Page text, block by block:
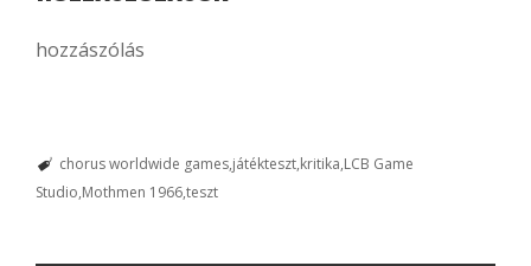
hozzászólás
chorus worldwide games játékteszt kritika LCB Game
Studio Mothmen 1966teszt